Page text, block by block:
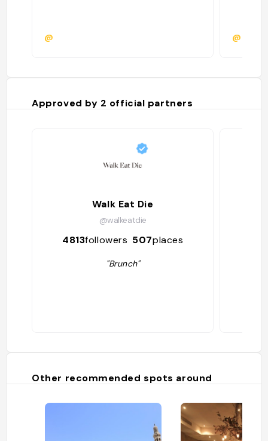
@ @
Approved by 2 official partners
Walk Eat Die
@walkeatdie
4813followers 507places
"Brunch"
Other recommended spots around